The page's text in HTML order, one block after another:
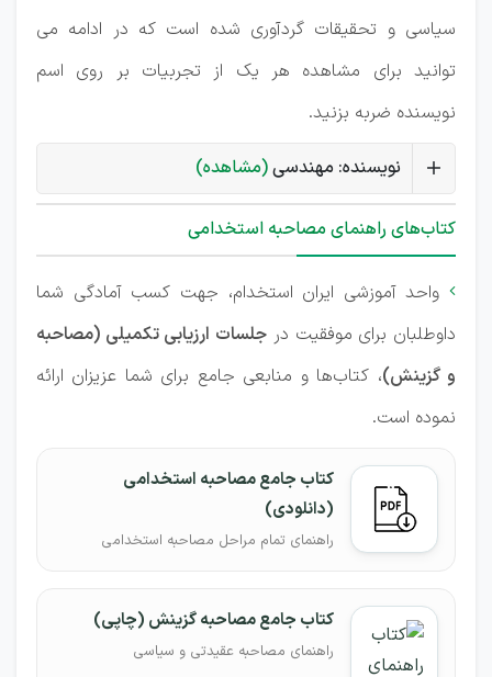
سیاسی و تحقیقات گردآوری شده است که در ادامه می
توانید برای مشاهده هر یک از تجربیات بر روی اسم
نویسنده ضربه بزنید.
نویسنده: مهندسی(مشاهده)
کتاب‌های راهنمای مصاحبه استخدامی
 واحد آموزشی ایران استخدام، جهت کسب آمادگی شما
داوطلبان برای موفقیت در جلسات ارزیابی تکمیلی (مصاحبه
و گزینش)، کتاب‌ها و منابعی جامع برای شما عزیزان ارائه
نموده است.
کتاب جامع مصاحبه استخدامی
(دانلودی)
راهنمای تمام مراحل مصاحبه استخدامی
کتاب جامع مصاحبه گزینش (چاپی)
راهنمای مصاحبه عقیدتی و سیاسی